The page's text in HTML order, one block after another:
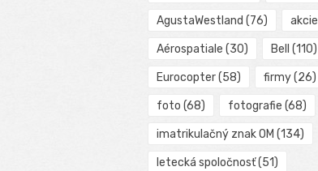
AgustaWestland (76) akcie
Aérospatiale (30) Bell (110)
Eurocopter(58) firmy(26)
foto (68) fotografie (68)
imatrikulačný znak OM (134)
letecká spoločnosť(51)